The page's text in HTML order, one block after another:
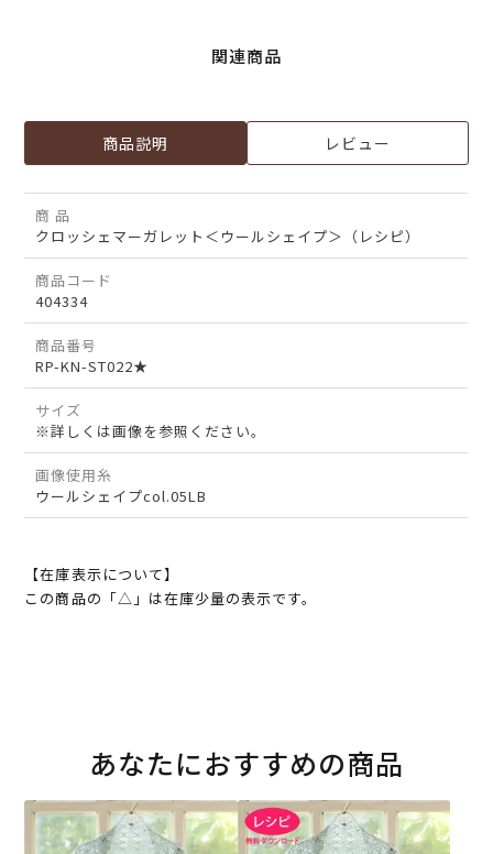
関連商品
商品説明 レビュー
商 品
クロッシェマーガレット＜ウールシェイプ＞（レシピ）
商品コード
404334
商品番号
RP-KN-ST022★
サイズ
※詳しくは画像を参照ください。
画像使用糸
ウールシェイプcol.05LB
【在庫表示について】
この商品の「△」は在庫少量の表示です。
あなたにおすすめの商品